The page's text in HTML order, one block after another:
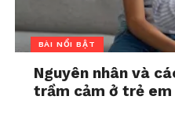
BÀI NỔI BẬT
Nguyên nhân và
trầm cảm ở trẻ em